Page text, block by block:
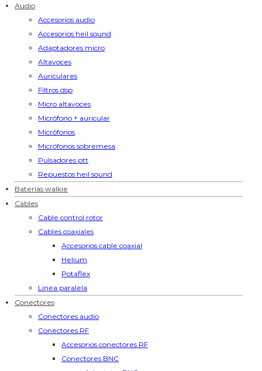
Audio
Accesorios audio
Accesorios heil sound
Adaptadores micro
Altavoces
Auriculares
Filtros dsp
Micro altavoces
Micrófono + auricular
Micrófonos
Micrófonos sobremesa
Pulsadores ptt
Repuestos heil sound
Baterías walkie
Cables
Cable control rotor
Cables coaxiales
Accesorios cable coaxial
Helium
Potaflex
Linea paralela
Conectores
Conectores audio
Conectores RF
Accesorios conectores RF
Conectores BNC